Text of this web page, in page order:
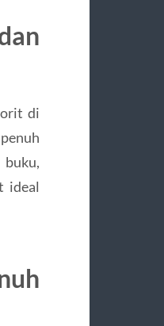
di
ideal